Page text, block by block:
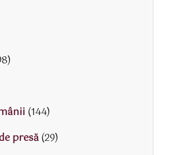
(144)
presă(29)